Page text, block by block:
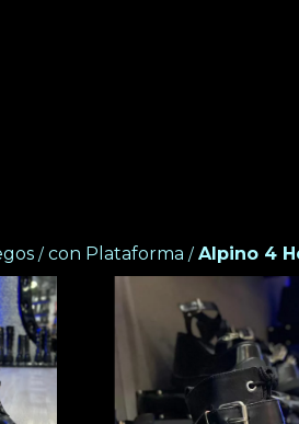
/ con Plataforma / Alpino 4